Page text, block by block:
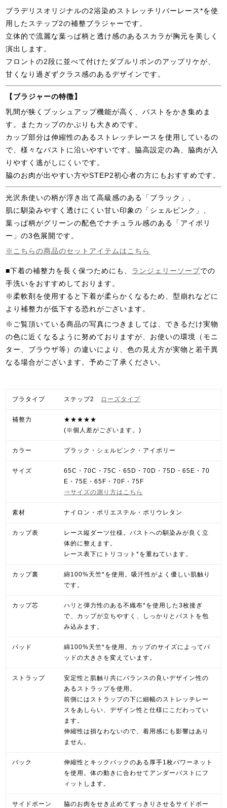
ブラデリスオリジナルの2浴染めストレッチリバーレース*を使
用したステップ2の補整ブラジャーです。
立体的で流麗な葉っぱ柄と透け感のあるスカラが胸元を美しく
演出します。
フロントの2段に並べて付けたダブルリボンのアップリケが、
甘くなり過ぎずクラス感のあるデザインです。
【ブラジャーの特徴】
乳間が狭くプッシュアップ機能が高く、バストをかき集めま
す。またカップのかぶりも大きめです。
カップ部分は伸縮性のあるストレッチレースを使用しているの
で、様々なバストに沿いやすいです。脇高設定の為、脇肉が入
りやすく逃がしにくいです。
脇のお肉が出やすい方やSTEP2初心者の方にもおすすめです。
光沢糸使いの柄が浮き出て高級感のある「ブラック」、
肌に馴染みやすく透けにくい甘い印象の「シェルピンク」、
葉っぱ柄がグリーンの配色でナチュラル感のある「アイボリ
ー」の3色展開です。
※こちらの商品のセットアイテムはこちら
■下着の補整力を長く保つためにも、 ランジェリーソープでの
手洗いをおすすめしております。
※柔軟剤を使用すると下着が柔らかくなるため、型崩れなどに
より補整力が低下する恐れがございます。
※ご覧頂いている商品の写真につきましては、できるだけ実物
の色に近くなるように努めておりますが、お使いの環境（モニ
ター、ブラウザ等）の違いにより、色の見え方が実物と若干異
なる場合がございます。予めご了承ください。
ブラタイプ ステップ2 ローズタイプ
補整力
★★★★★
(※個人差がございます。)
カラー ブラック・シェルピンク・アイボリー
サイズ
65C・70C・75C・65D・70D・75D・65E・70
E・75E・65F・70F・75F
⇒サイズの測り方はこちら
素材 ナイロン・ポリエステル・ポリウレタン
カップ表
レース縦ダーツ仕様。バストへの馴染みが良く立
体的に整えます。
レース表下にトリコット*を重ねています。
カップ裏
綿100%天竺*を使用。吸汗性がよく優しい肌触り
です。
カップ芯
ハリと弾力性のある不織布*を使用した3枚接ぎ
で、カップが立ちやすく、しっかりとバストを包
み込みます。
パッド
綿100%天竺*を使用。カップのサイズによってパ
ッドの大きさを変えています。
ストラップ
安定性と肌触り共にバランスの良いデザイン性の
あるストラップを使用。
前側にはストラップの下に細幅のストレッチレー
スをあしらい、デザイン性と仕様にこだわってい
ます。
伸縮性は損なわないので、着用感にも影響はあり
ません。
バック
伸縮性とキックバックのある厚手1枚パワーネット
を使用。体の動きに合わせてアンダーバストにフ
ィットします。
サイドボーン 脇のお肉をせき止めてすっきりさせるサイドボー